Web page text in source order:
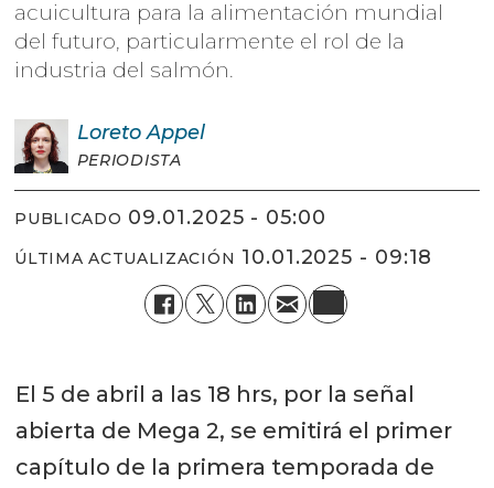
acuicultura para la alimentación mundial
del futuro, particularmente el rol de la
industria del salmón.
Loreto Appel
PERIODISTA
PUBLICADO 09.01.2025 - 05:00
ÚLTIMA ACTUALIZACIÓN 10.01.2025 - 09:18
El 5 de abril a las 18 hrs, por la señal
abierta de Mega 2, se emitirá el primer
capítulo de la primera temporada de